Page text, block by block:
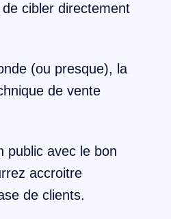
cibler directement
(ou presque), la
de vente
public avec le bon
accroitre
de clients.